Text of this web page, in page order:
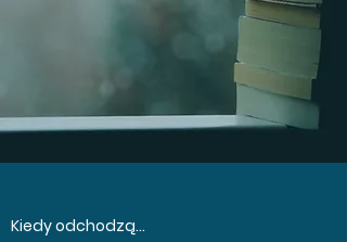
Kiedy odchodzą...